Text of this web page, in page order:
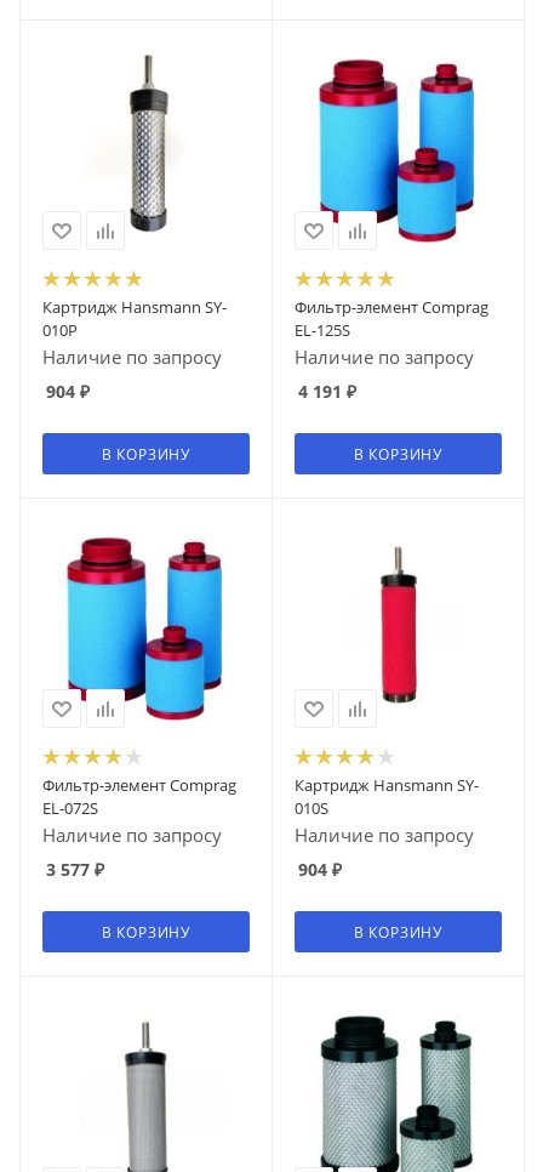
Картридж Hansmann SY-
010P
Наличие по запросу
904 ₽
В КОРЗИНУ
Фильтр-элемент Comprag
EL-125S
Наличие по запросу
4 191 ₽
В КОРЗИНУ
Фильтр-элемент Comprag
EL-072S
Наличие по запросу
3 577 ₽
В КОРЗИНУ
Картридж Hansmann SY-
010S
Наличие по запросу
904 ₽
В КОРЗИНУ